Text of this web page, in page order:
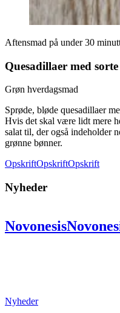
Aftensmad på under 30
Quesadillaer med
Grøn hverdagsmad
Sprøde, bløde quesadillaer
Hvis det skal være lidt mere
salat til, der også indeholder
grønne bønner.
OpskriftOpskriftOpskrift
Nyheder
Novonesis
Nyheder